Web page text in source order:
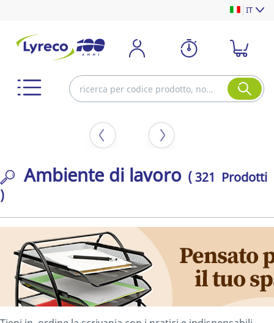
IT
Ambiente di lavoro ( 321 Prodotti
)